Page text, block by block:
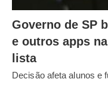
Governo de SP
e outros apps
lista
Decisão afeta alunos e